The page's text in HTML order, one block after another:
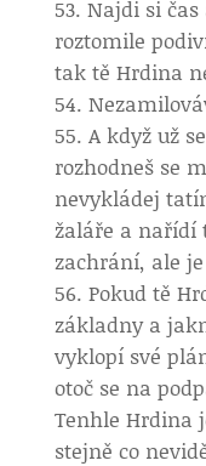
Najdi si
roztomile
tak tě Hrdina
A když už
rozhodneš se
nevykládej
žaláře a nařídí
zachrání, ale
Pokud tě
základny a
vyklopí své
otoč se na
Tenhle Hrdina
stejně co